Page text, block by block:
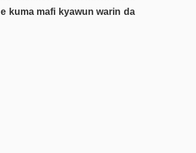
kuma mafi kyawun warin da